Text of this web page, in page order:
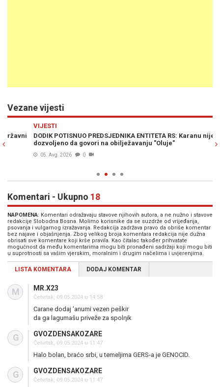
Vezane vijesti
DODIK POTISNUO PREDSJEDNIKA ENTITETA RS: Karanu nije
dozvoljeno da govori na obilježavanju "Oluje"
05. Avg. 2026 0
Komentari - Ukupno 18
NAPOMENA: Komentari odražavaju stavove njihovih autora, a ne nužno i stavove
redakcije Slobodna Bosna. Molimo korisnike da se suzdrže od vrijeđanja,
psovanja i vulgarnog izražavanja. Redakcija zadržava pravo da obriše komentar
bez najave i objašnjenja. Zbog velikog broja komentara redakcija nije dužna
obrisati sve komentare koji krše pravila. Kao čitalac također prihvatate
mogućnost da među komentarima mogu biti pronađeni sadržaji koji mogu biti
u suprotnosti sa vašim vjerskim, moralnim i drugim načelima i uvjerenjima.
LISTA KOMENTARA DODAJ KOMENTAR
M MR.X23
Četvrtak, 09.05.2024 u 14:58
Carane dodaj 'anumi vezen peškir
da ga lagumašu priveže za spolƞik
G GVOZDENSAKOZARE
Četvrtak, 09.05.2024 u 11:47
Halo bolan, braćo srbi, u temeljima GERS-a je GENOCID.
G GVOZDENSAKOZARE
Četvrtak, 09.05.2024 u 11:47